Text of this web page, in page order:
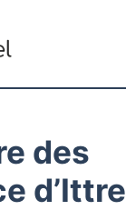
des
d’Ittre